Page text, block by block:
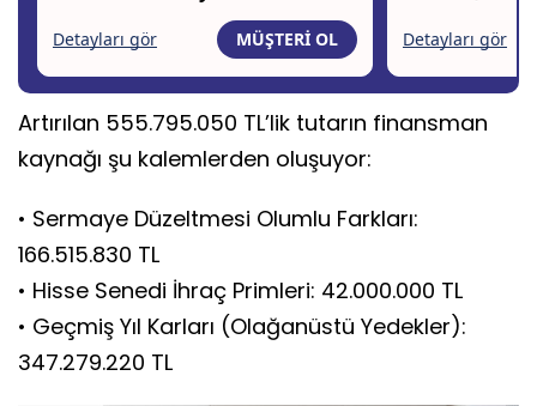
Artırılan 555.795.050 TL’lik tutarın finansman
kaynağı şu kalemlerden oluşuyor:
• Sermaye Düzeltmesi Olumlu Farkları:
166.515.830 TL
• Hisse Senedi İhraç Primleri: 42.000.000 TL
• Geçmiş Yıl Karları (Olağanüstü Yedekler):
347.279.220 TL